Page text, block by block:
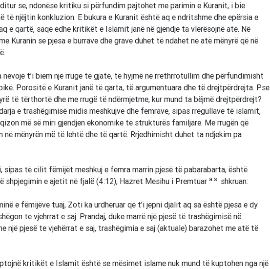
se, ndonëse kritiku si përfundim pajtohet me parimin e Kuranit, i bie
të njëjtin konkluzion. E bukura e Kuranit është aq e ndritshme dhe epërsia e
e qartë, saqë edhe kritikët e Islamit janë në gjendje ta vlerësojnë atë. Në
Kuranin se pjesa e burrave dhe grave duhet të ndahet në atë mënyrë që në
nevojë t’i biem një rruge të gjatë, të hyjmë në rrethrrotullim dhe përfundimisht
Porositë e Kuranit janë të qarta, të argumentuara dhe të drejtpërdrejta. Pse
të tërthortë dhe me rrugë të ndërmjetme, kur mund ta bëjmë drejtpërdrejt?
e trashëgimisë midis meshkujve dhe femrave, sipas rregullave të islamit,
më së miri gjendjen ekonomike të strukturës familjare. Me rrugën që
në mënyrën më të lehtë dhe të qartë. Rrjedhimisht duhet ta ndjekim pa
sipas të cilit fëmijët meshkuj e femra marrin pjesë të pabarabarta, është
shpjegimin e ajetit në fjalë (4:12), Hazret Mesihu i Premtuar a.s. shkruan:
e fëmijëve tuaj, Zoti ka urdhëruar që t’i jepni djalit aq sa është pjesa e dy
te vjehrrat e saj. Prandaj, duke marrë një pjesë të trashëgimisë në
një pjesë te vjehërrat e saj, trashëgimia e saj (aktuale) barazohet me atë të
kritikët e Islamit është se mësimet islame nuk mund të kuptohen nga një